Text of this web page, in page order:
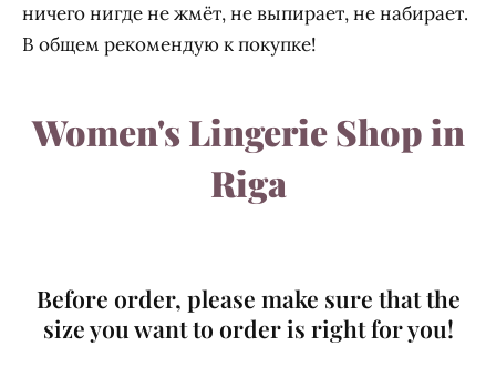
Women's Lingerie Shop in
Riga
Before order, please make sure that the
size you want to order is right for you!
ничего нигде не жмёт, не выпирает, не набирает.
В общем рекомендую к покупке!